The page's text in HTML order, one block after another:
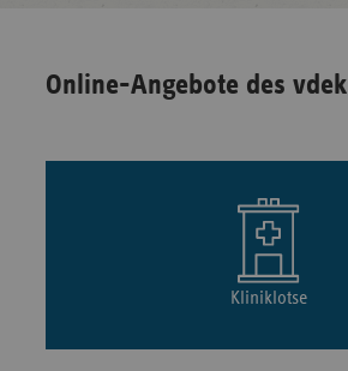
Online-Angebote des vdek
Kliniklotse